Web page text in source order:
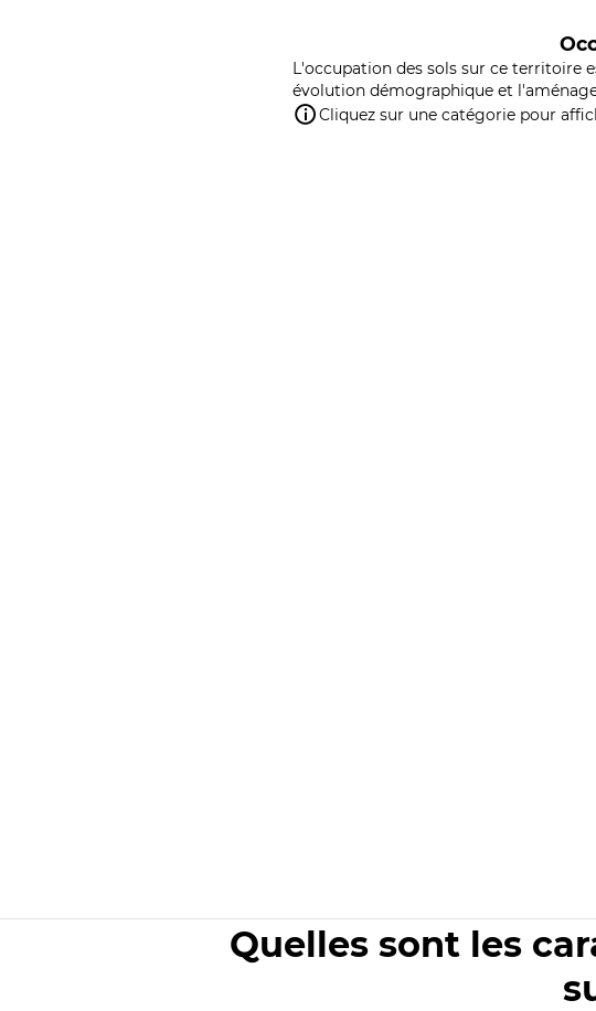
L'occupation des sols sur ce territoire
évolution démographique et
Cliquez sur une catégorie pour
Quelles sont les